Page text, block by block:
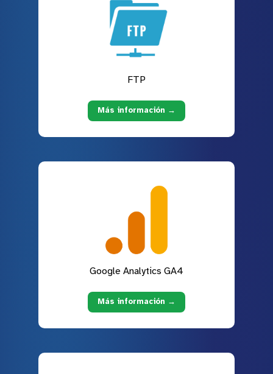
FTP
Más información →
Google Analytics GA4
Más información →